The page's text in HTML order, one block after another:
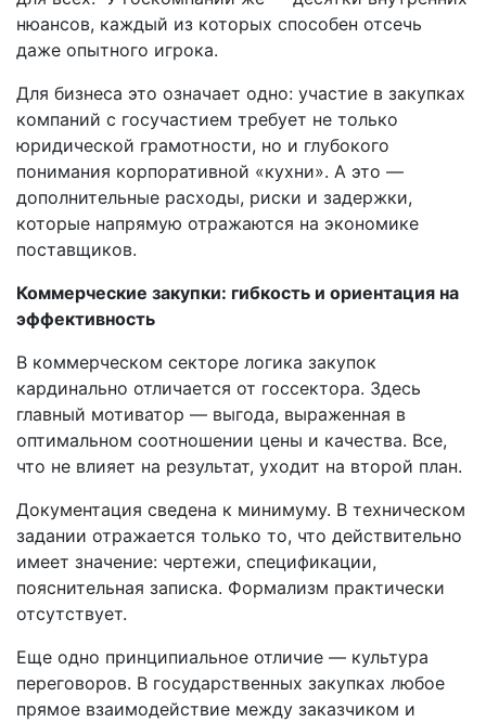
нюансов, каждый из которых способен отсечь
даже опытного игрока.
Для бизнеса это означает одно: участие в закупках
компаний с госучастием требует не только
юридической грамотности, но и глубокого
понимания корпоративной «кухни». А это —
дополнительные расходы, риски и задержки,
которые напрямую отражаются на экономике
поставщиков.
Коммерческие закупки: гибкость и ориентация на
эффективность
В коммерческом секторе логика закупок
кардинально отличается от госсектора. Здесь
главный мотиватор — выгода, выраженная в
оптимальном соотношении цены и качества. Все,
что не влияет на результат, уходит на второй план.
Документация сведена к минимуму. В техническом
задании отражается только то, что действительно
имеет значение: чертежи, спецификации,
пояснительная записка. Формализм практически
отсутствует.
Еще одно принципиальное отличие — культура
переговоров. В государственных закупках любое
прямое взаимодействие между заказчиком и